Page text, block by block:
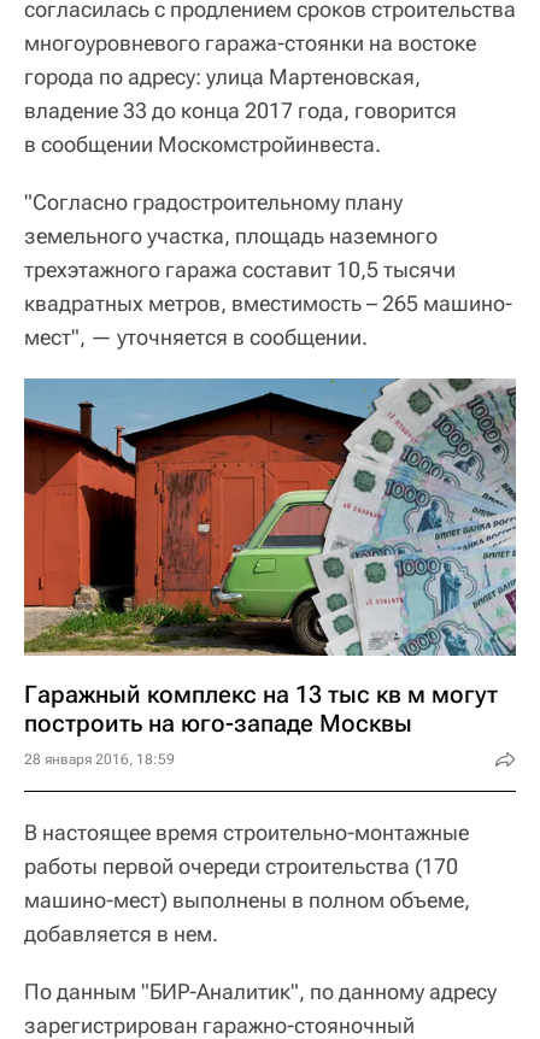
согласилась с продлением сроков строительства
многоуровневого гаража-стоянки на востоке
города по адресу: улица Мартеновская,
владение 33 до конца 2017 года, говорится
в сообщении Москомстройинвеста.
"Согласно градостроительному плану
земельного участка, площадь наземного
трехэтажного гаража составит 10,5 тысячи
квадратных метров, вместимость – 265 машино-
мест", — уточняется в сообщении.
Гаражный комплекс на 13 тыс кв м могут
построить на юго-западе Москвы
28 января 2016, 18:59
В настоящее время строительно-монтажные
работы первой очереди строительства (170
машино-мест) выполнены в полном объеме,
добавляется в нем.
По данным "БИР-Аналитик", по данному адресу
зарегистрирован гаражно-стояночный